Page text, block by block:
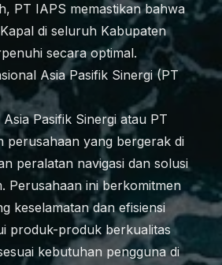
PT IAPS memastikan bahwa
di seluruh Kabupaten
secara optimal.
Asia Pasifik Sinergi (PT
Pasifik Sinergi atau PT
perusahaan yang bergerak di
peralatan navigasi dan solusi
Perusahaan ini berkomitmen
keselamatan dan efisiensi
produk-produk berkualitas
kebutuhan pengguna di